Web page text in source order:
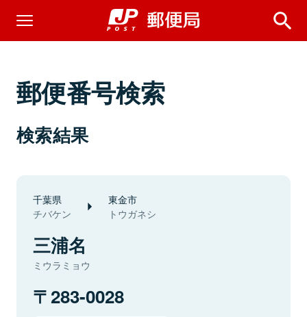
郵便番号検索
検索結果
千葉県
チバケン
東金市
トウガネシ
三浦名
ミウラミョウ
283-0028